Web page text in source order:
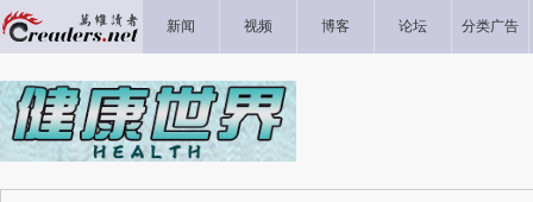
新闻 视频 博客 论坛 分类广告